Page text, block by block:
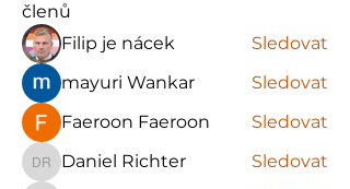
členů
Filip je nácek
Sledovat
mayuri Wankar
Sledovat
Faeroon Faeroon
Sledovat
Daniel Richter
Daniel Richter Sledovat